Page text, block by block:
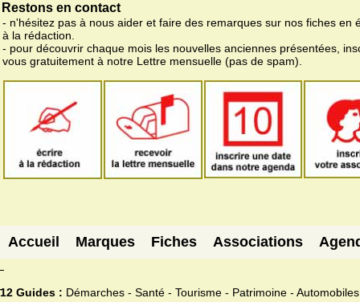
Restons en contact
- n'hésitez pas à nous aider et faire des remarques sur nos fiches en
à la rédaction.
- pour découvrir chaque mois les nouvelles anciennes présentées,
vous gratuitement à notre Lettre mensuelle (pas de spam).
Accueil Marques Fiches Associations
12 Guides : Démarches - Santé - Tourisme - Patrimoine - Automobiles